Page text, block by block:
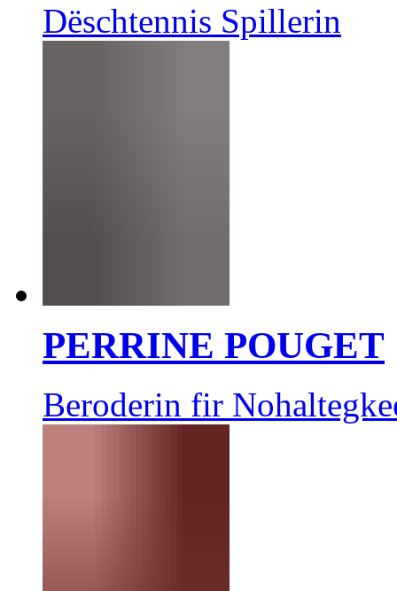
Dëschtennis Spillerin
PERRINE POUGET
Beroderin fir